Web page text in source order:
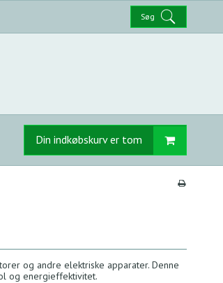
Søg
Din indkøbskurv er tom
og andre elektriske apparater. Denne
og energieffektivitet.